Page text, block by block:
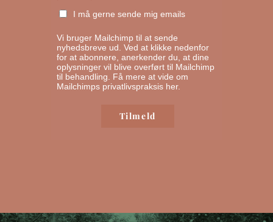
I må gerne sende mig emails
Vi bruger Mailchimp til at sende
nyhedsbreve ud. Ved at klikke nedenfor
for at abonnere, anerkender du, at dine
oplysninger vil blive overført til Mailchimp
til behandling. Få mere at vide om
Mailchimps privatlivspraksis her.